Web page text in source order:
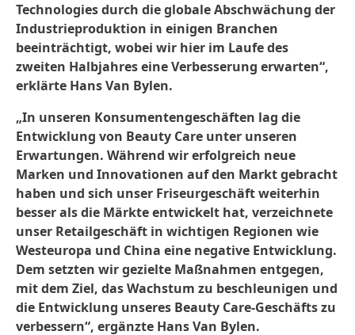
Technologies durch die globale Abschwächung der
Industrieproduktion in einigen Branchen
beeinträchtigt, wobei wir hier im Laufe des
zweiten Halbjahres eine Verbesserung erwarten“,
erklärte Hans Van Bylen.
„In unseren Konsumentengeschäften lag die
Entwicklung von Beauty Care unter unseren
Erwartungen. Während wir erfolgreich neue
Marken und Innovationen auf den Markt gebracht
haben und sich unser Friseurgeschäft weiterhin
besser als die Märkte entwickelt hat, verzeichnete
unser Retailgeschäft in wichtigen Regionen wie
Westeuropa und China eine negative Entwicklung.
Dem setzten wir gezielte Maßnahmen entgegen,
mit dem Ziel, das Wachstum zu beschleunigen und
die Entwicklung unseres Beauty Care-Geschäfts zu
verbessern“, ergänzte Hans Van Bylen.